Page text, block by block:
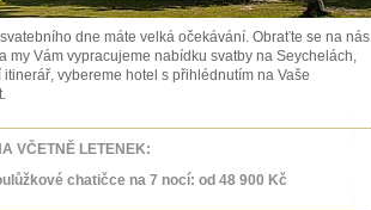
dne máte velká očekávání. Obraťte se na nás
my Vám vypracujeme nabídku svatby na Seychelách,
vybereme hotel s přihlédnutím na Vaše
VČETNĚ LETENEK:
chatičce na 7 nocí: od 48 900 Kč